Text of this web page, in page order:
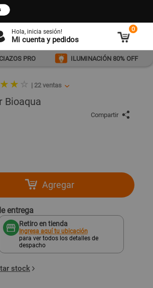
Hola, inicia sesión!
Mi cuenta y pedidos
0
PRO ILUMINACIÓN 80% OFF
★ ☆ | 22 ventas
Bioaqua
Compartir
Agregar
entrega
Retiro en tienda
Ingresa aquí tu ubicación
para ver todos los detalles de
despacho
stock